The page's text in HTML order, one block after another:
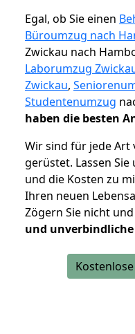
Egal, ob Sie einen
Büroumzug nach
Zwickau nach
Laborumzug
Zwickau,
Studentenumzug
haben die besten
Wir sind für jede Art
gerüstet. Lassen
und die Kosten zu
Ihren neuen
Zögern Sie nicht
und